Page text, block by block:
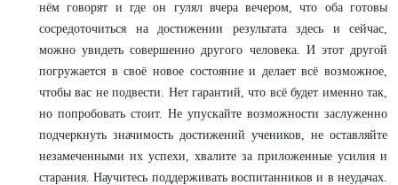
нём говорят и где он гулял вчера вечером, что оба готовы
сосредоточиться на достижении результата здесь и сейчас,
можно увидеть совершенно другого человека. И этот другой
погружается в своё новое состояние и делает всё возможное,
чтобы вас не подвести. Нет гарантий, что всё будет именно так,
но попробовать стоит. Не упускайте возможности заслуженно
подчеркнуть значимость достижений учеников, не оставляйте
незамеченными их успехи, хвалите за приложенные усилия и
старания. Научитесь поддерживать воспитанников и в неудачах.